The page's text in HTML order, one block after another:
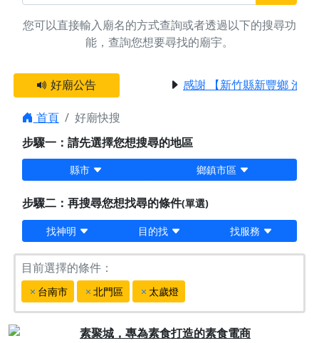
您可以直接輸入廟名的方式查詢或者透過以下的搜尋功
能，查詢您想要尋找的廟宇。
好廟公告 感謝 【新竹縣新豐鄉 池和
首頁
好廟快搜
步驟一：請先選擇您想搜尋的地區
縣市 鄉鎮市區
步驟二：再搜尋您想找尋的條件(單選)
找神明 目的找 找服務
目前選擇的條件：
台南市 北門區 太歲燈